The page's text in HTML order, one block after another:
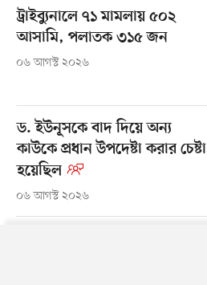
ট্রাইব্যুনালে ৭১ মামলায় ৫০২
আসামি, পলাতক ৩১৫ জন
০৬ আগস্ট ২০২৬
ড. ইউনূসকে বাদ দিয়ে অন্য
কাউকে প্রধান উপদেষ্টা করার চেষ্টা
হয়েছিল
০৬ আগস্ট ২০২৬